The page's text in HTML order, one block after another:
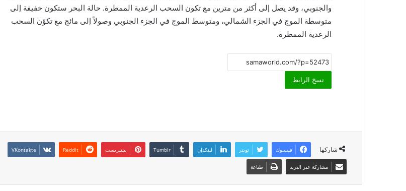
والجنوبي، وقد يصل إلى أكثر من مترين مع تكون السحب الرعدية الممطرة. حالة البحر ستكون خفيفة إلى
متوسطة الموج في الجزء الشمالي، ومتوسط الموج في الجزء الجنوبي وصولاً إلى مائج مع تكوّن السحب
الرعدية الممطرة.
نسخ الرابط
شاركها فيسبوك تويتر لينكدإن بينتيريست
مشاركة عبر البريد طباعة